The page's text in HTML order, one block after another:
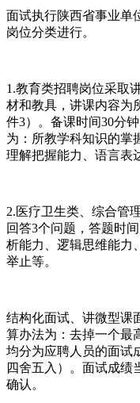
面试执行陕西省事业单
岗位分类进行。
1.教育类招聘岗位采取
材和教具，讲课内容为
件3）。备课时间30分
为：所教学科知识的掌
理解把握能力、语言表
2.医疗卫生类、综合管
回答3个问题，答题时
析能力、逻辑思维能力
举止等。
结构化面试、讲微型课
算办法为：去掉一个最
均分为应聘人员的面试
四舍五入）。面试成绩
确认。